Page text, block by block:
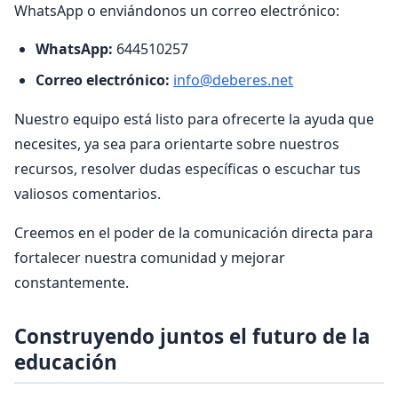
WhatsApp o enviándonos un correo electrónico:
WhatsApp: 644510257
Correo electrónico: info@deberes.net
Nuestro equipo está listo para ofrecerte la ayuda que
necesites, ya sea para orientarte sobre nuestros
recursos, resolver dudas específicas o escuchar tus
valiosos comentarios.
Creemos en el poder de la comunicación directa para
fortalecer nuestra comunidad y mejorar
constantemente.
Construyendo juntos el futuro de la
educación